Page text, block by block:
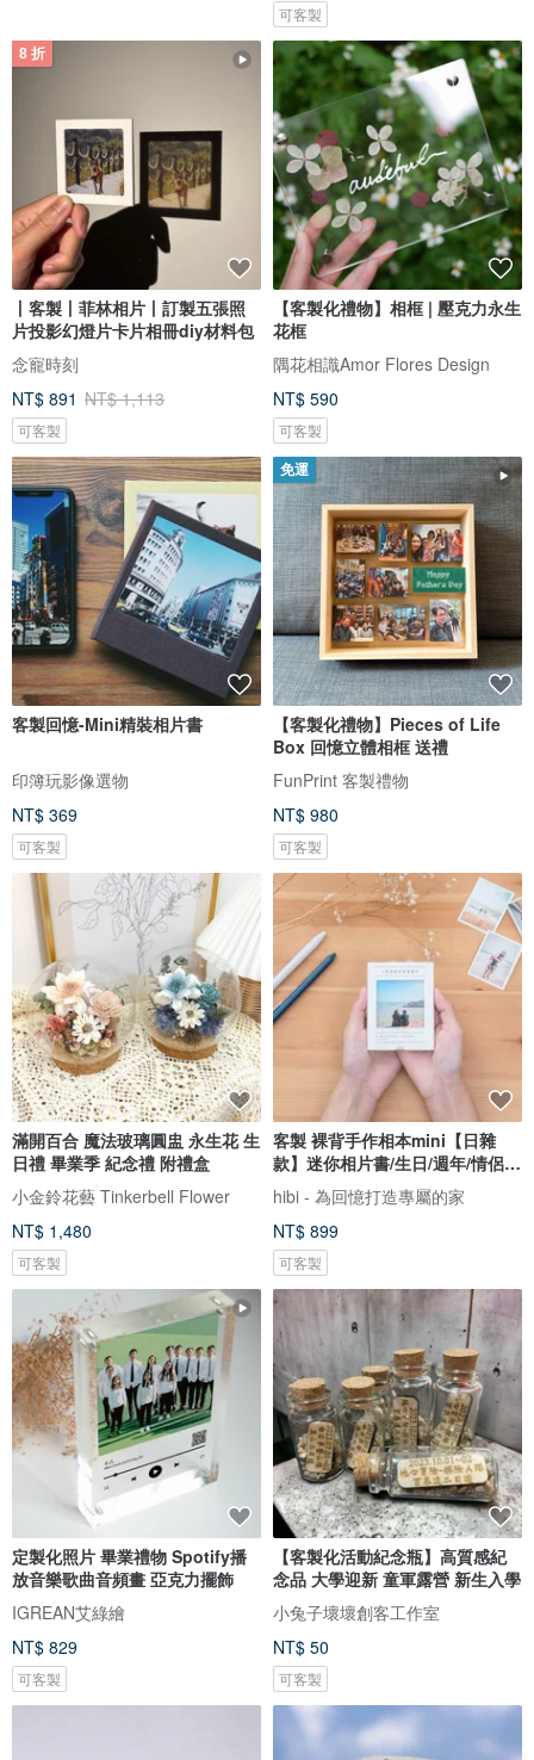
可客製
8 折
丨客製丨菲林相片丨訂製五張照
片投影幻燈片卡片相冊diy材料包
念寵時刻
NT$ 891 NT$ 1,113
可客製
【客製化禮物】相框 | 壓克力永生
花框
隅花相識Amor Flores Design
NT$ 590
可客製
客製回憶-Mini精裝相片書
印簿玩影像選物
NT$ 369
可客製
免運
【客製化禮物】Pieces of Life
Box 回憶立體相框 送禮
FunPrint 客製禮物
NT$ 980
可客製
滿開百合 魔法玻璃圓盅 永生花 生
日禮 畢業季 紀念禮 附禮盒
小金鈴花藝 Tinkerbell Flower
NT$ 1,480
可客製
客製 裸背手作相本mini【日雜
款】迷你相片書/生日/週年/情侶禮
物
hibi - 為回憶打造專屬的家
NT$ 899
可客製
定製化照片 畢業禮物 Spotify播
放音樂歌曲音頻畫 亞克力擺飾
IGREAN艾綠繪
NT$ 829
可客製
【客製化活動紀念瓶】高質感紀
念品 大學迎新 童軍露營 新生入學
小兔子壞壞創客工作室
NT$ 50
可客製